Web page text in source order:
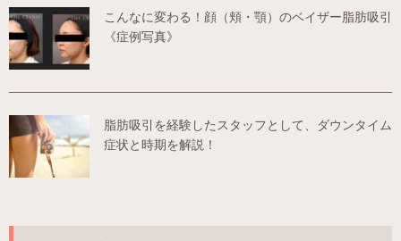
こんなに変わる！顔（頬・顎）のベイザー脂肪吸引
《症例写真》
脂肪吸引を経験したスタッフとして、ダウンタイム
症状と時期を解説！